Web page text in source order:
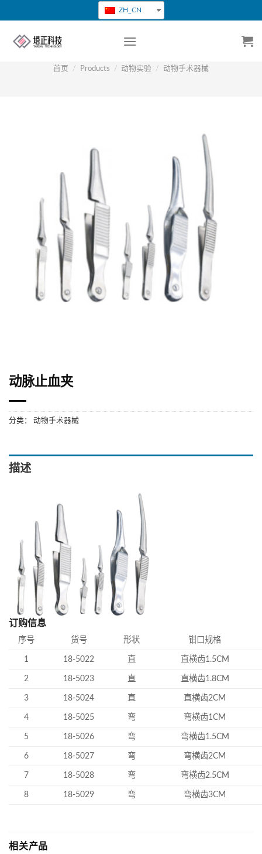
转
ZH_CN
首页 / Products / 动物实验 / 动物手术器械
动脉止血夹
分类： 动物手术器械
描述
订购信息
序号 货号 形状 钳口规格
1 18-5022 直 直横齿1.5CM
2 18-5023 直 直横齿1.8CM
3 18-5024 直 直横齿2CM
4 18-5025 弯 弯横齿1CM
5 18-5026 弯 弯横齿1.5CM
6 18-5027 弯 弯横齿2CM
7 18-5028 弯 弯横齿2.5CM
8 18-5029 弯 弯横齿3CM
相关产品